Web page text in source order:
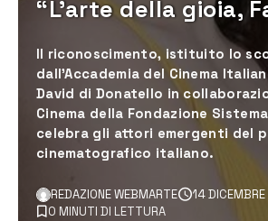
“L’arte della gioia,
Il riconoscimento, istituito lo
dall'Accademia del Cinema
David di Donatello in
Cinema della Fondazione
celebra gli attori emergenti del
cinematografico italiano.
REDAZIONE WEBMARTE 14
0 MINUTI DI LETTURA